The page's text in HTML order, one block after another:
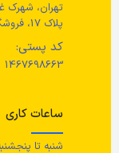
تهران، شهرک
پلاک 17، فروشگاه زردان
کد پستی:
1467698663
ساعات کاری
شنبه تا پنجشنبه: 10 صبح تا